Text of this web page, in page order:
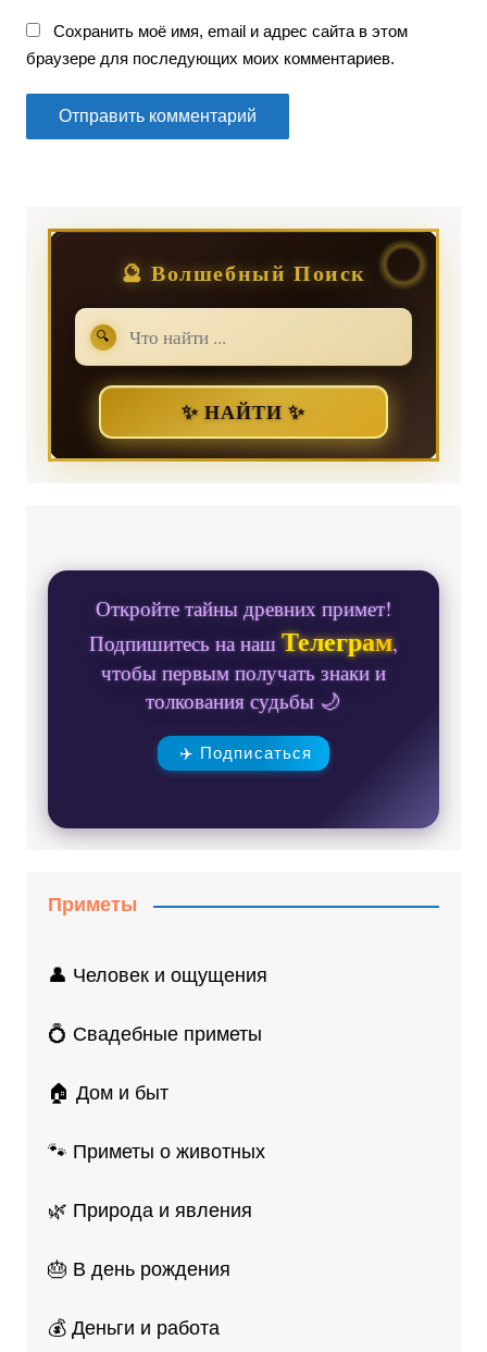
Сохранить моё имя, email и адрес сайта в этом
браузере для последующих моих комментариев.
🔮 Волшебный Поиск
🔍
✨ НАЙТИ ✨
Откройте тайны древних примет!
Подпишитесь на нашТелеграм,
чтобы первым получать знаки и
толкования судьбы 🌙
✈️ Подписаться
Приметы
👤 Человек и ощущения
💍 Свадебные приметы
🏠 Дом и быт
🐾 Приметы о животных
🌿 Природа и явления
🎂 В день рождения
💰 Деньги и работа